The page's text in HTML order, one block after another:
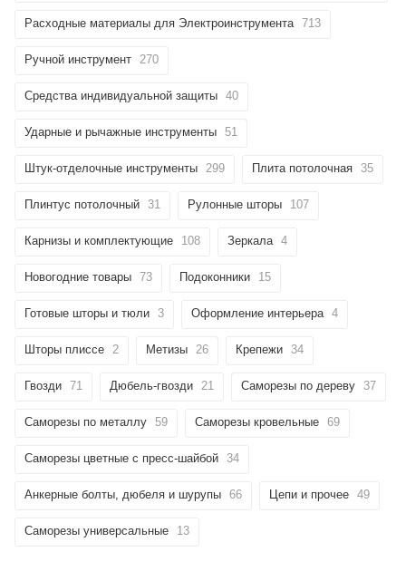
Расходные материалы для Электроинструмента 713
Ручной инструмент 270
Средства индивидуальной защиты 40
Ударные и рычажные инструменты 51
Штук-отделочные инструменты 299 Плита потолочная 35
Плинтус потолочный 31 Рулонные шторы 107
Карнизы и комплектующие 108 Зеркала 4
Новогодние товары 73 Подоконники 15
Готовые шторы и тюли 3 Оформление интерьера 4
Шторы плиссе 2 Метизы 26 Крепежи 34
Гвозди 71 Дюбель-гвозди 21 Саморезы по дереву 37
Саморезы по металлу 59 Саморезы кровельные 69
Саморезы цветные с пресс-шайбой 34
Анкерные болты, дюбеля и шурупы 66 Цепи и прочее 49
Саморезы универсальные 13